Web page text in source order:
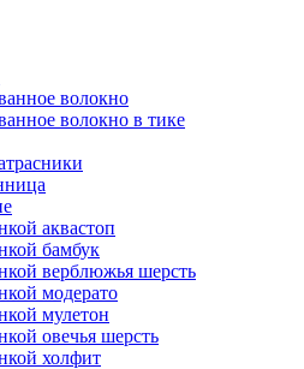
волокно
волокно в тике
аквастоп
бамбук
верблюжья шерсть
модерато
мулетон
овечья шерсть
холфит